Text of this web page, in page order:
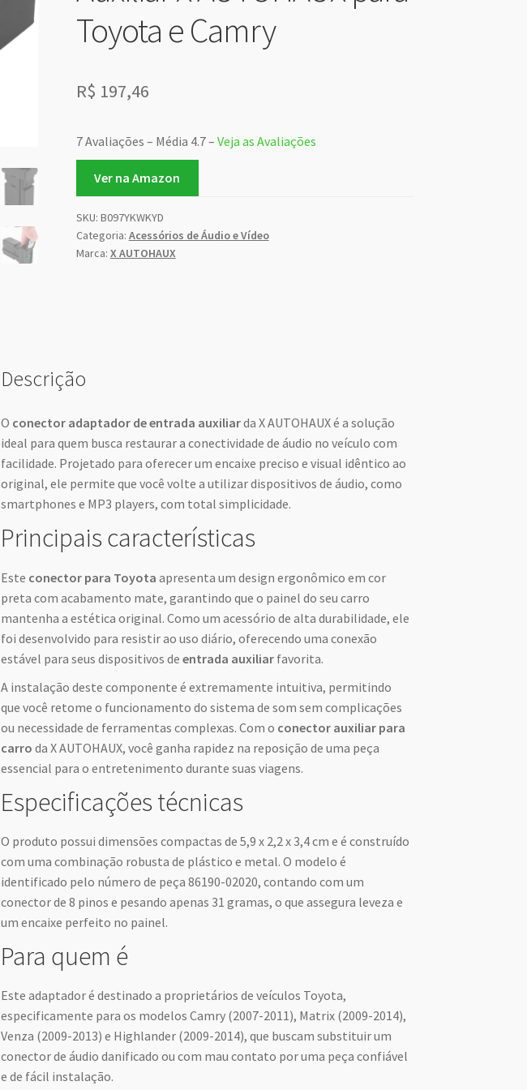
Toyota e Camry
R$ 197,46
7 Avaliações – Média 4.7 – Veja as Avaliações
Ver na Amazon
SKU: B097YKWKYD
Categoria: Acessórios de Áudio e Vídeo
Marca: X AUTOHAUX
Descrição
O conector adaptador de entrada auxiliarda X AUTOHAUX é a solução
ideal para quem busca restaurar a conectividade de áudio no veículo com
facilidade. Projetado para oferecer um encaixe preciso e visual idêntico ao
original, ele permite que você volte a utilizar dispositivos de áudio, como
smartphones e MP3 players, com total simplicidade.
Principais características
Este conector para Toyota apresenta um design ergonômico em cor
preta com acabamento mate, garantindo que o painel do seu carro
mantenha a estética original. Como um acessório de alta durabilidade, ele
foi desenvolvido para resistir ao uso diário, oferecendo uma conexão
estável para seus dispositivos deentrada auxiliar favorita.
A instalação deste componente é extremamente intuitiva, permitindo
que você retome o funcionamento do sistema de som sem complicações
ou necessidade de ferramentas complexas. Com o conector auxiliar para
carro da X AUTOHAUX, você ganha rapidez na reposição de uma peça
essencial para o entretenimento durante suas viagens.
Especificações técnicas
O produto possui dimensões compactas de 5,9 x 2,2 x 3,4 cm e é construído
com uma combinação robusta de plástico e metal. O modelo é
identificado pelo número de peça 86190-02020, contando com um
conector de 8 pinos e pesando apenas 31 gramas, o que assegura leveza e
um encaixe perfeito no painel.
Para quem é
Este adaptador é destinado a proprietários de veículos Toyota,
especificamente para os modelos Camry (2007-2011), Matrix (2009-2014),
Venza (2009-2013) e Highlander (2009-2014), que buscam substituir um
conector de áudio danificado ou com mau contato por uma peça confiável
e de fácil instalação.